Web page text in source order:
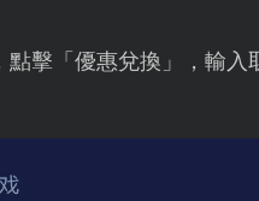
擊「優惠兌換」，輸入